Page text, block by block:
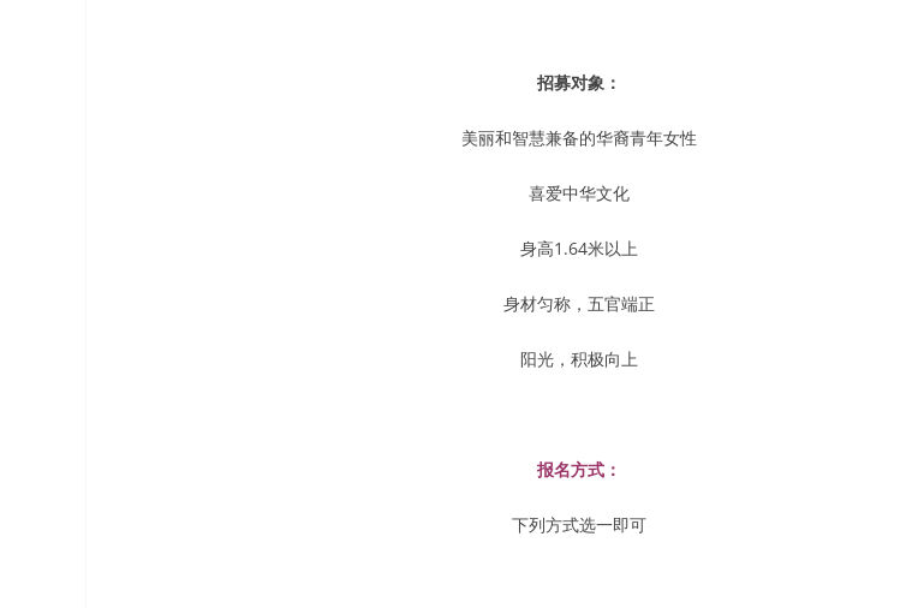
招募对象：
美丽和智慧兼备的华裔青年女性
喜爱中华文化
身高1.64米以上
身材匀称，五官端正
阳光，积极向上
报名方式：
下列方式选一即可